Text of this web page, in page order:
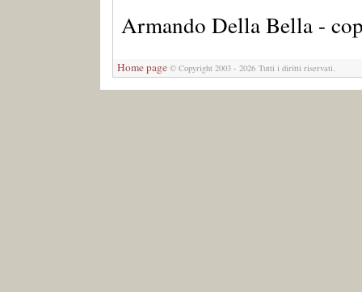
Armando Della Bella -
Home page © Copyright 2003 - 2026 Tutti i diritti riservati.